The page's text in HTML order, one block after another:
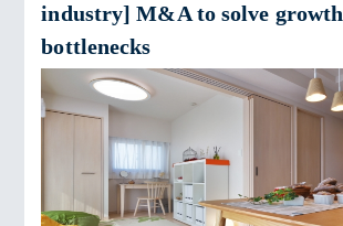
industry] M&A to solve growth
bottlenecks